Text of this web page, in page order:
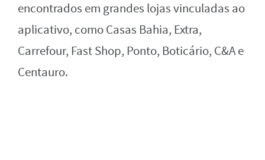
encontrados em grandes lojas vinculadas ao
aplicativo, como Casas Bahia, Extra,
Carrefour, Fast Shop, Ponto, Boticário, C&A e
Centauro.